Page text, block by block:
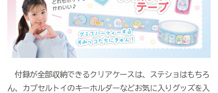
付録が全部収納できるクリアケースは、ステショはもちろ
ん、カプセルトイのキーホルダーなどお気に入りグッズを入